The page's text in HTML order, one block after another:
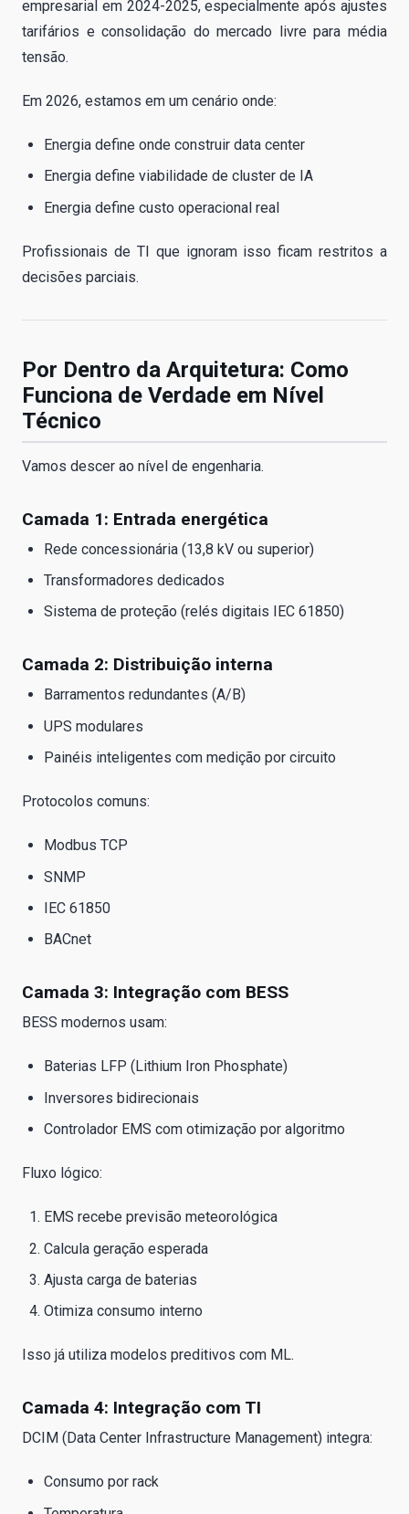
empresarial em 2024-2025, especialmente após ajustes
tarifários e consolidação do mercado livre para média
tensão.
Em 2026, estamos em um cenário onde:
Energia define onde construir data center
Energia define viabilidade de cluster de IA
Energia define custo operacional real
Profissionais de TI que ignoram isso ficam restritos a
decisões parciais.
Por Dentro da Arquitetura: Como
Funciona de Verdade em Nível
Técnico
Vamos descer ao nível de engenharia.
Camada 1: Entrada energética
Rede concessionária (13,8 kV ou superior)
Transformadores dedicados
Sistema de proteção (relés digitais IEC 61850)
Camada 2: Distribuição interna
Barramentos redundantes (A/B)
UPS modulares
Painéis inteligentes com medição por circuito
Protocolos comuns:
Modbus TCP
SNMP
IEC 61850
BACnet
Camada 3: Integração com BESS
BESS modernos usam:
Baterias LFP (Lithium Iron Phosphate)
Inversores bidirecionais
Controlador EMS com otimização por algoritmo
Fluxo lógico:
EMS recebe previsão meteorológica
Calcula geração esperada
Ajusta carga de baterias
Otimiza consumo interno
Isso já utiliza modelos preditivos com ML.
Camada 4: Integração com TI
DCIM (Data Center Infrastructure Management) integra:
Consumo por rack